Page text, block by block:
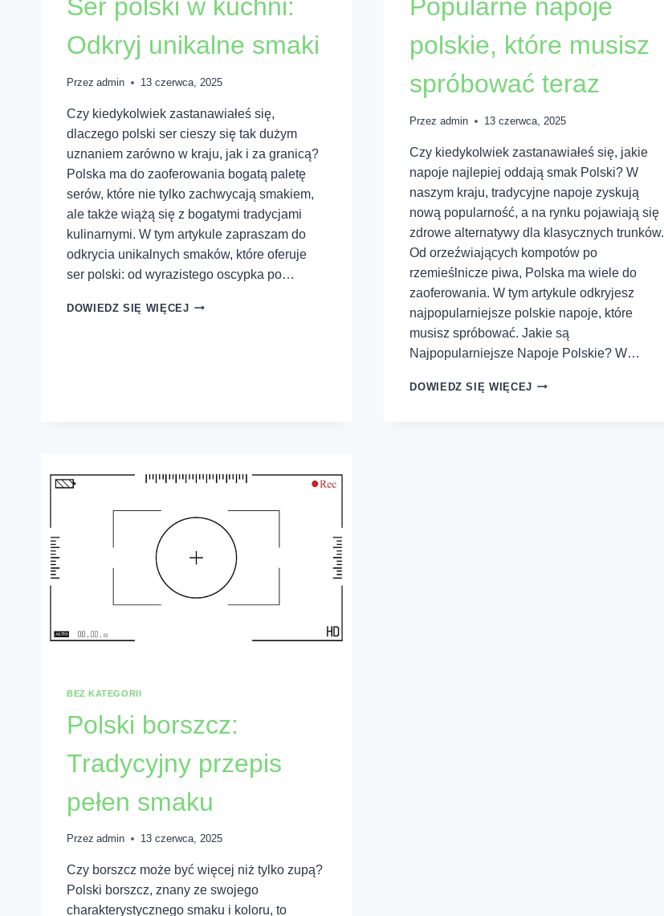
Ser polski w kuchni:
Odkryj unikalne smaki
Przez admin 13 czerwca, 2025
Czy kiedykolwiek zastanawiałeś się,
dlaczego polski ser cieszy się tak dużym
uznaniem zarówno w kraju, jak i za granicą?
Polska ma do zaoferowania bogatą paletę
serów, które nie tylko zachwycają smakiem,
ale także wiążą się z bogatymi tradycjami
kulinarnymi. W tym artykule zapraszam do
odkrycia unikalnych smaków, które oferuje
ser polski: od wyrazistego oscypka po…
DOWIEDZ SIĘ WIĘCEJ
Popularne napoje
polskie, które musisz
spróbować teraz
Przez admin 13 czerwca, 2025
Czy kiedykolwiek zastanawiałeś się, jakie
napoje najlepiej oddają smak Polski? W
naszym kraju, tradycyjne napoje zyskują
nową popularność, a na rynku pojawiają się
zdrowe alternatywy dla klasycznych trunków.
Od orzeźwiających kompotów po
rzemieślnicze piwa, Polska ma wiele do
zaoferowania. W tym artykule odkryjesz
najpopularniejsze polskie napoje, które
musisz spróbować. Jakie są
Najpopularniejsze Napoje Polskie? W…
DOWIEDZ SIĘ WIĘCEJ
BEZ KATEGORII
Polski borszcz:
Tradycyjny przepis
pełen smaku
Przez admin 13 czerwca, 2025
Czy borszcz może być więcej niż tylko zupą?
Polski borszcz, znany ze swojego
charakterystycznego smaku i koloru, to